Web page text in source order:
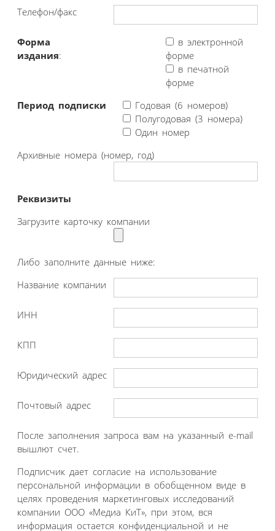
Телефон/факс
Форма
издания:
в электронной
форме
в печатной
форме
Период подписки
Годовая (6 номеров)
Полугодовая (3 номера)
Один номер
Архивные номера (номер, год)
Реквизиты
Загрузите карточку компании
Либо заполните данные ниже:
Название компании
ИНН
КПП
Юридический адрес
Почтовый адрес
После заполнения запроса вам на указанный e-mail
вышлют счет.
Подписчик дает согласие на использование
персональной информации в обобщенном виде в
целях проведения маркетинговых исследований
компании ООО «Медиа КиТ», при этом, вся
информация остается конфиденциальной и не